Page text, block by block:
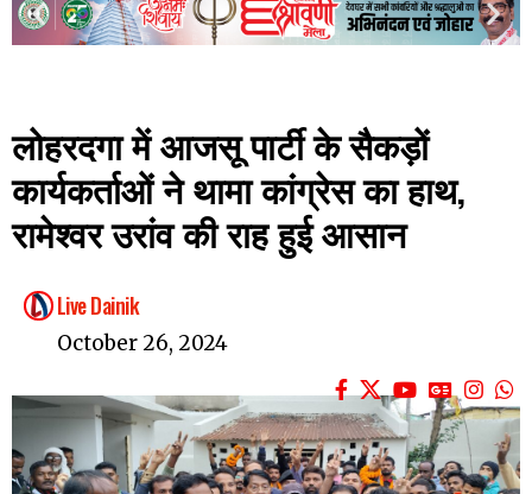
लोहरदगा में आजसू पार्टी के सैकड़ों
कार्यकर्ताओं ने थामा कांग्रेस का हाथ,
रामेश्वर उरांव की राह हुई आसान
Live Dainik
October 26, 2024